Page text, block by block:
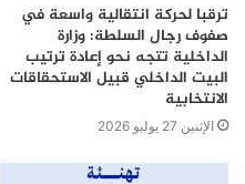
ترقبا لحركة انتقالية واسعة في
صفوف رجال السلطة: وزارة
الداخلية تتجه نحو إعادة ترتيب
البيت الداخلي قبيل الاستحقاقات
الانتخابية
الإثنين 27 يوليو 2026